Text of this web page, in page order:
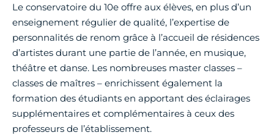
Le conservatoire du 10e offre aux élèves, en plus d’un
enseignement régulier de qualité, l’expertise de
personnalités de renom grâce à l’accueil de résidences
d’artistes durant une partie de l’année, en musique,
théâtre et danse. Les nombreuses master classes –
classes de maîtres – enrichissent également la
formation des étudiants en apportant des éclairages
supplémentaires et complémentaires à ceux des
professeurs de l’établissement.